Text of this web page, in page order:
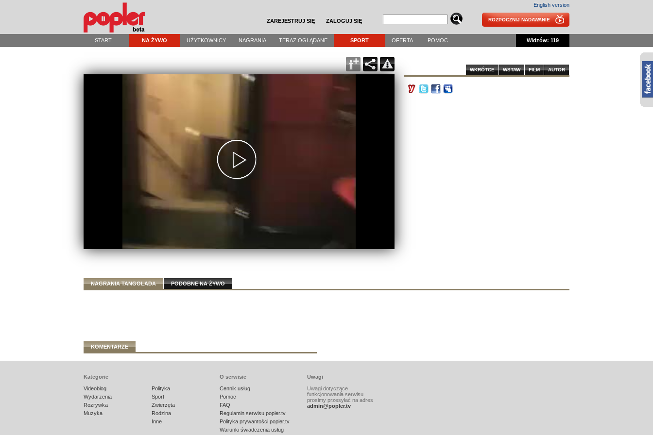
ZAREJESTRUJ SIĘ ZALOGUJ SIĘ
English version
ROZPOCZNIJ NADAWANIE
START NA ŻYWO UŻYTKOWNICY NAGRANIA TERAZ OGLĄDANE SPORT OFERTA POMOC Widzów: 119
AUTOR
FILM
WSTAW
WKRÓTCE
NAGRANIA TANGOLADA PODOBNE NA ŻYWO
KOMENTARZE
Kategorie
Videoblog
Wydarzenia
Rozrywka
Muzyka
Polityka
Sport
Zwierzęta
Rodzina
Inne
O serwisie
Cennik usług
Pomoc
FAQ
Regulamin serwisu popler.tv
Polityka prywantości popler.tv
Warunki świadczenia usług
Uwagi
Uwagi dotyczące
funkcjonowania serwisu
prosimy przesyłać na adres
admin@popler.tv